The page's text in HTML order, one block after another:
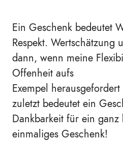
Ein Geschenk bedeutet
Respekt. Wertschätzung
dann, wenn meine
Offenheit aufs
Exempel
zuletzt bedeutet ein
Dankbarkeit für ein ganz
einmaliges Geschenk!